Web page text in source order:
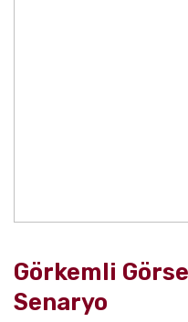
Görkemli
Senaryo